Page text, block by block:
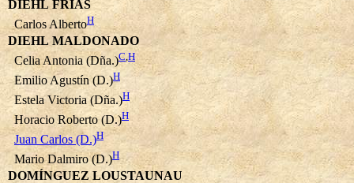
DIEHL FRÍAS
Carlos AlbertoH
DIEHL MALDONADO
Celia Antonia (Dña.)C,H
Emilio Agustín (D.)H
Estela Victoria (Dña.)H
Horacio Roberto (D.)H
Juan Carlos (D.)H
Mario Dalmiro (D.)H
DOMÍNGUEZ LOUSTAUNAU